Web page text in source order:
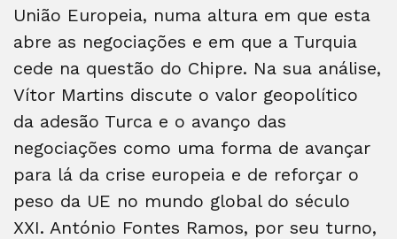
União Europeia, numa altura em que esta
abre as negociações e em que a Turquia
cede na questão do Chipre. Na sua análise,
Vítor Martins discute o valor geopolítico
da adesão Turca e o avanço das
negociações como uma forma de avançar
para lá da crise europeia e de reforçar o
peso da UE no mundo global do século
XXI. António Fontes Ramos, por seu turno,